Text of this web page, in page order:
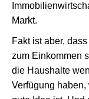
Markt.
Fakt ist aber,
zum Einkommen
die Haushalte
Verfügung